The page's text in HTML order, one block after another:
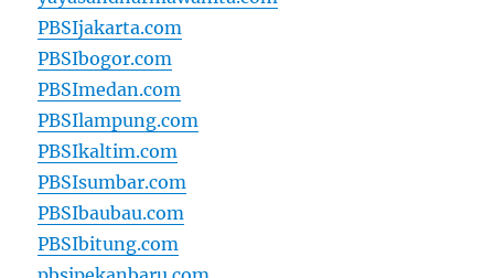
PBSIjakarta.com
PBSIbogor.com
PBSImedan.com
PBSIlampung.com
PBSIkaltim.com
PBSIsumbar.com
PBSIbaubau.com
PBSIbitung.com